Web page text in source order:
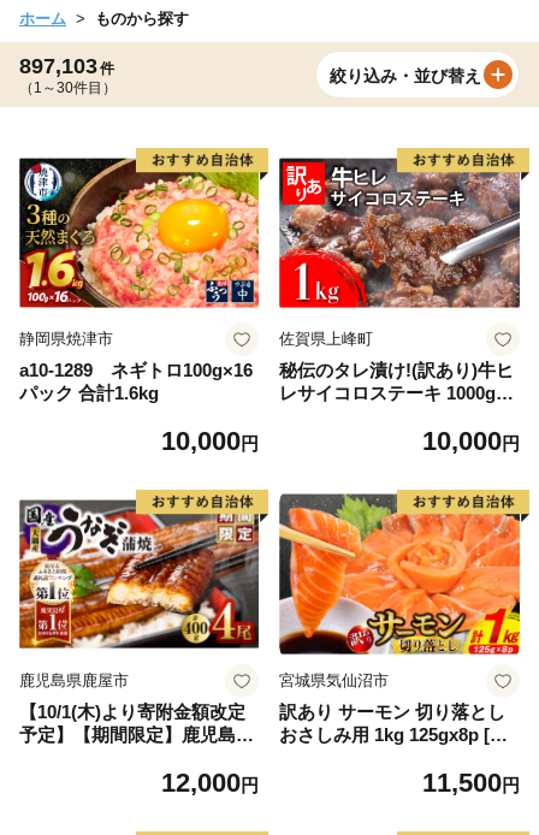
ホーム ものから探す
897,103件
（1～30件目）
絞り込み・並び替え
静岡県焼津市
a10-1289 ネギトロ100g×16
パック 合計1.6kg
10,000円
佐賀県上峰町
秘伝のタレ漬け!(訳あり)牛ヒ
レサイコロステーキ 1000g
10,000円
鹿児島県鹿屋市
【10/1(木)より寄附金額改定
予定】【期間限定】鹿児島県
12,000円
宮城県気仙沼市
訳あり サーモン 切り落とし
おさしみ用 1kg 125gx8p [足
4313] 魚 魚介類 鮭 お刺し身
11,500円